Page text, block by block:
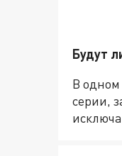
Будут
В
серии,